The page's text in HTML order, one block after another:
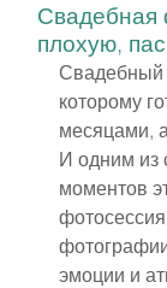
Свадебная
плохую,
Свадебный
которому
месяцами,
И одним
моментов
эмоции и